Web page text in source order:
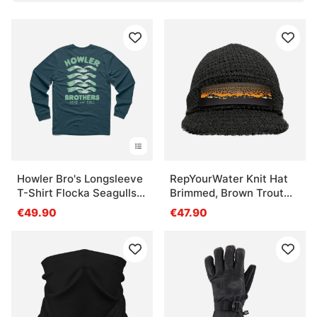
Was ist der Sinn von Schichten beim Angeln?
Was ist bei Schuhen und Stiefeln am Wasser
wichtig?
Was ist der Nutzen einer guten Sonnenbrille beim
Howler Bro's Longsleeve
T-Shirt Flocka Seagulls
Key Largo
€49.90
RepYourWater Knit Hat
Brimmed, Brown Trout
Mountains
€47.90